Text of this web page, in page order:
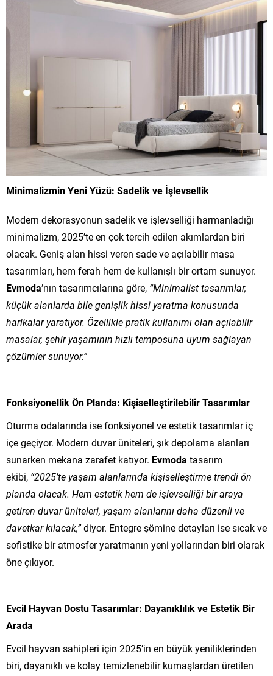
Minimalizmin Yeni Yüzü: Sadelik ve İşlevsellik
Modern dekorasyonun sadelik ve işlevselliği harmanladığı
minimalizm, 2025’te en çok tercih edilen akımlardan biri
olacak. Geniş alan hissi veren sade ve açılabilir masa
tasarımları, hem ferah hem de kullanışlı bir ortam sunuyor.
Evmoda’nın tasarımcılarına göre, “Minimalist tasarımlar,
küçük alanlarda bile genişlik hissi yaratma konusunda
harikalar yaratıyor. Özellikle pratik kullanımı olan açılabilir
masalar, şehir yaşamının hızlı temposuna uyum sağlayan
çözümler sunuyor.”
Fonksiyonellik Ön Planda: Kişiselleştirilebilir Tasarımlar
Oturma odalarında ise fonksiyonel ve estetik tasarımlar iç
içe geçiyor. Modern duvar üniteleri, şık depolama alanları
sunarken mekana zarafet katıyor. Evmoda tasarım
ekibi, “2025’te yaşam alanlarında kişiselleştirme trendi ön
planda olacak. Hem estetik hem de işlevselliği bir araya
getiren duvar üniteleri, yaşam alanlarını daha düzenli ve
davetkar kılacak,”diyor. Entegre şömine detayları ise sıcak ve
sofistike bir atmosfer yaratmanın yeni yollarından biri olarak
öne çıkıyor.
Evcil Hayvan Dostu Tasarımlar: Dayanıklılık ve Estetik Bir
Arada
Evcil hayvan sahipleri için 2025’in en büyük yeniliklerinden
biri, dayanıklı ve kolay temizlenebilir kumaşlardan üretilen